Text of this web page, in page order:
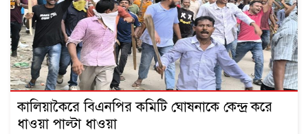
কালিয়াকৈরে বিএনপির কমিটি ঘোষনাকে কেন্দ্র করে
ধাওয়া পাল্টা ধাওয়া